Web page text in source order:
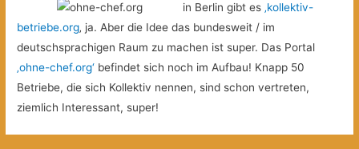
in Berlin gibt es ‚kollektiv-
betriebe.org‚ ja. Aber die Idee das bundesweit / im
deutschsprachigen Raum zu machen ist super. Das Portal
‚ohne-chef.org‘ befindet sich noch im Aufbau! Knapp 50
Betriebe, die sich Kollektiv nennen, sind schon vertreten,
ziemlich Interessant, super!